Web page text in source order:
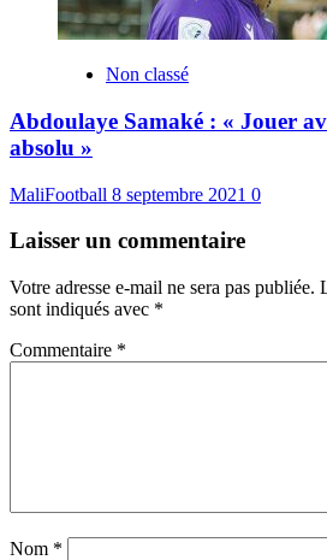
Non classé
Abdoulaye Samaké : « Jouer
absolu »
MaliFootball 8 septembre 2021 0
Laisser un commentaire
Votre adresse e-mail ne sera pas publiée.
sont indiqués avec *
Commentaire *
Nom *